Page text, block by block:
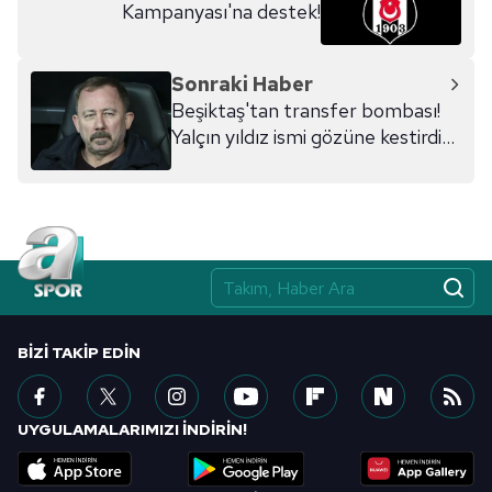
6698 sayılı Kişisel Verilerin Korunması Kanunu uyarınca
hazırlanmış Aydınlatma Metnimizi okumak ve sitemizde
almak için lütfentıklayınız.
Kampanyası'na destek!
Sonraki Haber
Beşiktaş'tan transfer bombası!
Yalçın yıldız ismi gözüne kestirdi...
BIZI TAKIP EDIN
UYGULAMALARIMIZI İNDİRİN!